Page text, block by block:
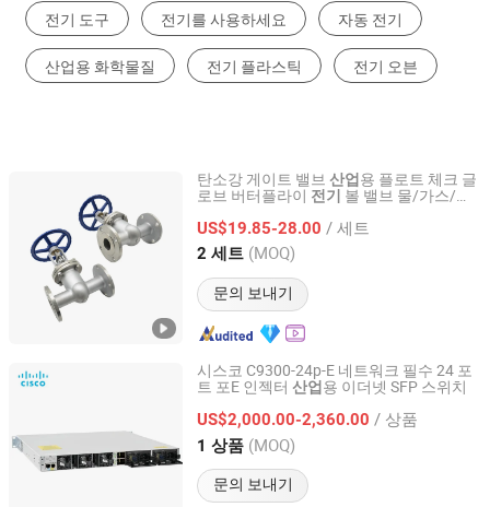
조리 & 제빵 장비 디젤 발전장치 물펌프
스크류 압축기 난방 장비 보일러
탄소강 게이트 밸브 산업 용 플로트 체크 글
로브 버터플라이 전기
볼 밸브 물/가스/액
US$19.85-28.00 / 세트
2 세트 (MOQ)
문의 보내기
Huadu Valve Group Co., Ltd
Zhejiang, China 이후 2026
시스코 C9300-24p-E 네트워크 필수 24 포
트 포E 인젝터 산업 용 이더넷 SFP 스위치
US$2,000.00-2,360.00 / 상품
1 상품 (MOQ)
문의 보내기
Shanghai Lianmai Tongchuang Technology Co., Ltd.
Shanghai, China 이후 2025